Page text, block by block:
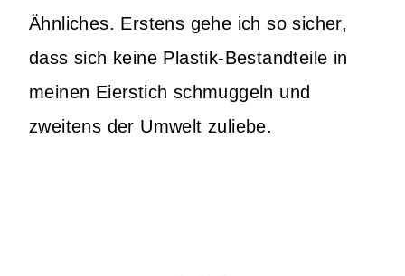
Ähnliches. Erstens gehe ich so sicher,
dass sich keine Plastik-Bestandteile in
meinen Eierstich schmuggeln und
zweitens der Umwelt zuliebe.